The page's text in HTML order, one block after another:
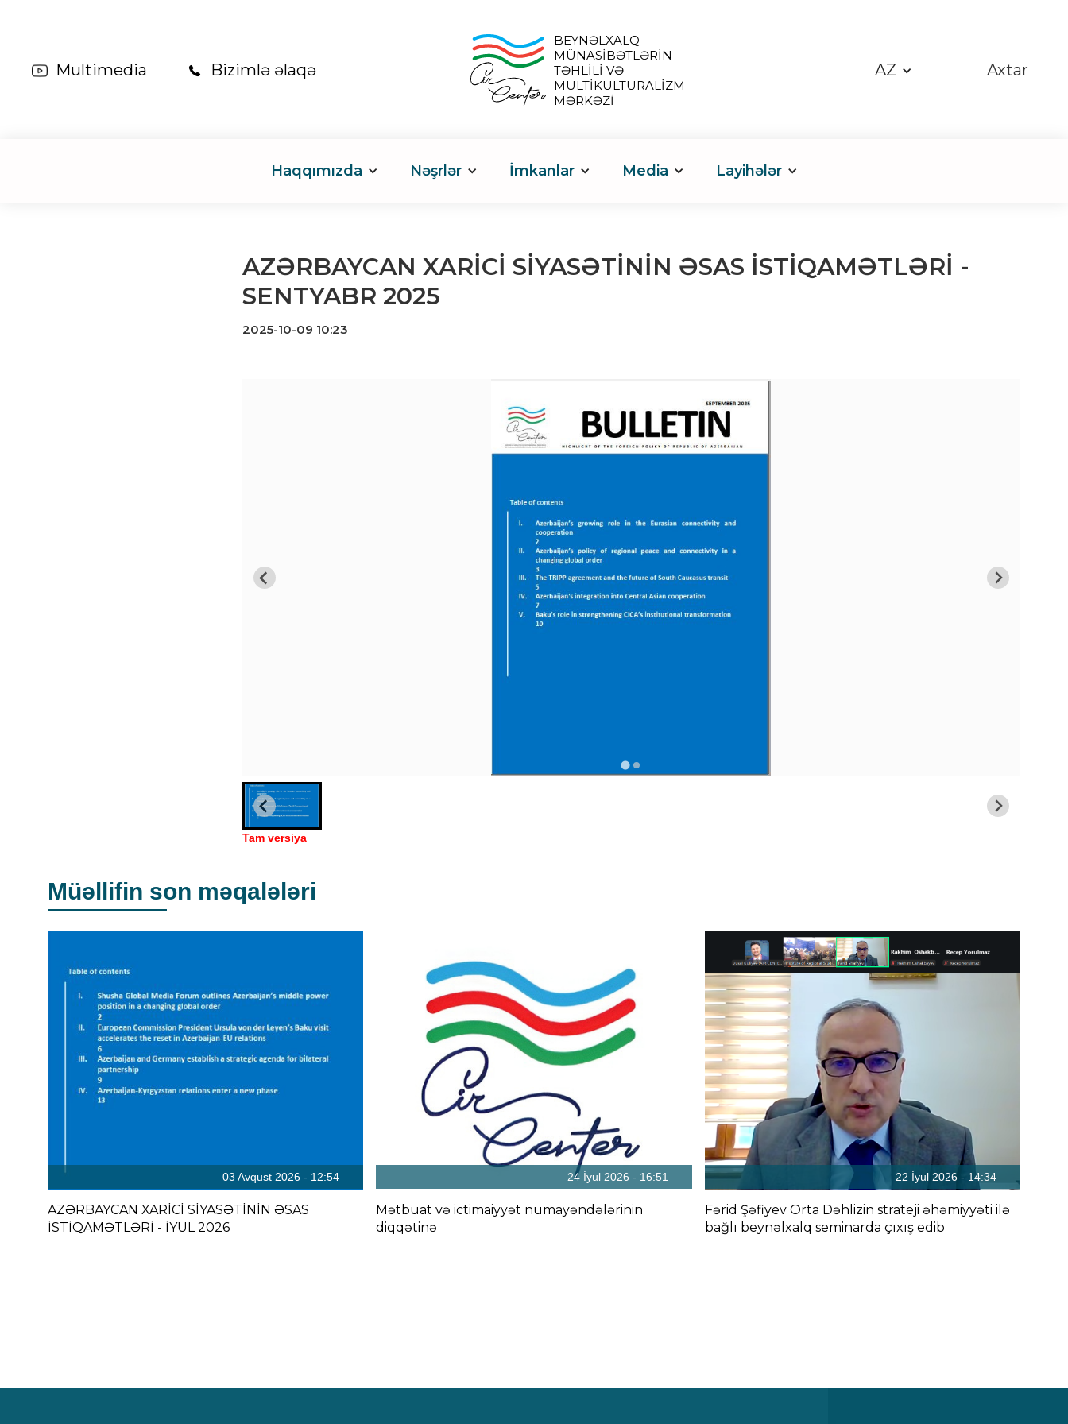
Multimedia Bizimlə əlaqə
BEYNƏLXALQ
MÜNASİBƏTLƏRİN
TƏHLİLİ VƏ
MULTİKULTURALİZM
MƏRKƏZİ
AZ Axtar
Haqqımızda Nəşrlər İmkanlar Media Layihələr
AZƏRBAYCAN XARİCİ SİYASƏTİNİN ƏSAS İSTİQAMƏTLƏRİ -
SENTYABR 2025
2025-10-09 10:23
Tam versiya
Müəllifin son məqalələri
03 Avqust 2026 - 12:54
AZƏRBAYCAN XARİCİ SİYASƏTİNİN ƏSAS
İSTİQAMƏTLƏRİ - İYUL 2026
24 İyul 2026 - 16:51
Mətbuat və ictimaiyyət nümayəndələrinin
diqqətinə
22 İyul 2026 - 14:34
Fərid Şəfiyev Orta Dəhlizin strateji əhəmiyyəti ilə
bağlı beynəlxalq seminarda çıxış edib